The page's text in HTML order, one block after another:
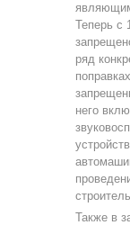
Теперь с
ряд
него
Также в